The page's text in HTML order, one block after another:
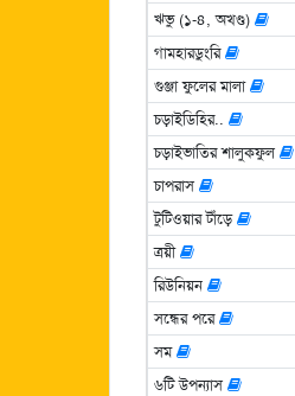
ঋভু (১-৪, অখণ্ড)
গামহারডুংরি
গুঞ্জা ফুলের মালা
চড়াইডিহির..
চড়াইভাতির শালুকফুল
চাপরাস
টুটিওয়ার টাঁড়ে
ত্রয়ী
রিউনিয়ন
সন্ধের পরে
সম
৬টি উপন্যাস